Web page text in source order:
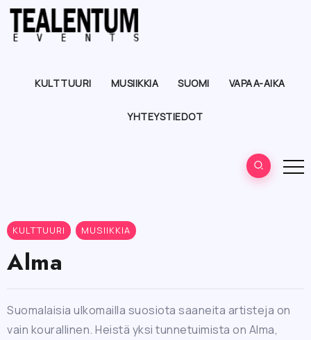
KULTTUURI MUSIIKKIA SUOMI VAPAA-AIKA
YHTEYSTIEDOT
KULTTUURI MUSIIKKIA
Alma
Suomalaisia ulkomailla suosiota saaneita artisteja on
vain kourallinen. Heistä yksi tunnetuimista on Alma,